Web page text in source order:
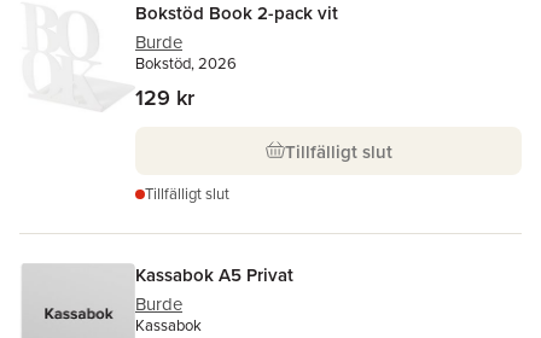
Bokstöd Book 2-pack vit
Burde
Bokstöd, 2026
129 kr
Tillfälligt slut
Tillfälligt slut
Kassabok A5 Privat
Burde
Kassabok